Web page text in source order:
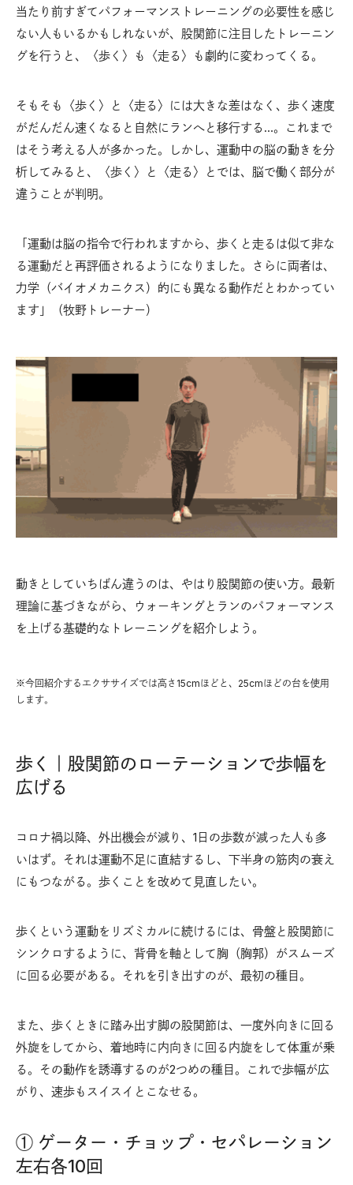
当たり前すぎてパフォーマンストレーニングの必要性を感じ
ない人もいるかもしれないが、股関節に注目したトレーニン
グを行うと、〈歩く〉も〈走る〉も劇的に変わってくる。
そもそも〈歩く〉と〈走る〉には大きな差はなく、歩く速度
がだんだん速くなると自然にランへと移行する…。これまで
はそう考える人が多かった。しかし、運動中の脳の動きを分
析してみると、〈歩く〉と〈走る〉とでは、脳で働く部分が
違うことが判明。
「運動は脳の指令で行われますから、歩くと走るは似て非な
る運動だと再評価されるようになりました。さらに両者は、
力学（バイオメカニクス）的にも異なる動作だとわかってい
ます」（牧野トレーナー）
動きとしていちばん違うのは、やはり股関節の使い方。最新
理論に基づきながら、ウォーキングとランのパフォーマンス
を上げる基礎的なトレーニングを紹介しよう。
※今回紹介するエクササイズでは高さ15cmほどと、25cmほどの台を使用
します。
歩く｜股関節のローテーションで歩幅を
広げる
コロナ禍以降、外出機会が減り、1日の歩数が減った人も多
いはず。それは運動不足に直結するし、下半身の筋肉の衰え
にもつながる。歩くことを改めて見直したい。
歩くという運動をリズミカルに続けるには、骨盤と股関節に
シンクロするように、背骨を軸として胸（胸郭）がスムーズ
に回る必要がある。それを引き出すのが、最初の種目。
また、歩くときに踏み出す脚の股関節は、一度外向きに回る
外旋をしてから、着地時に内向きに回る内旋をして体重が乗
る。その動作を誘導するのが2つめの種目。これで歩幅が広
がり、速歩もスイスイとこなせる。
① ゲーター・チョップ・セパレーション
左右各10回